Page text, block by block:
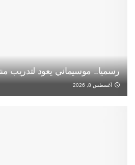
رسميا.. موسيماني يعود لتدريب
أغسطس 8, 2026